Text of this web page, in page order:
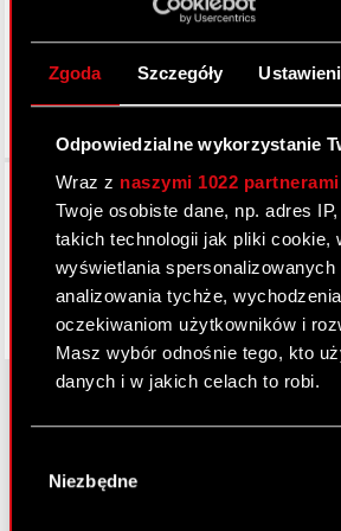
Zgoda Szczegóły
Odpowiedzialne wykorzystanie
Wraz z naszymi 1022 partnerami
Twoje osobiste dane, np. adres
takich technologii jak pliki cookie,
wyświetlania
analizowania tychże,
oczekiwaniom użytkowników i
Masz wybór odnośnie tego, kto
danych i w jakich celach to robi.
Gromadzić dane dotyczące
lokalizacji geograficznej z
zgody
Niezbędne